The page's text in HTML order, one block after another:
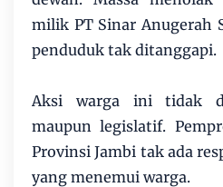
milik PT Sinar Anugerah
penduduk tak ditanggapi.
Aksi warga ini tidak
maupun legislatif.
Provinsi Jambi tak ada
yang menemui warga.